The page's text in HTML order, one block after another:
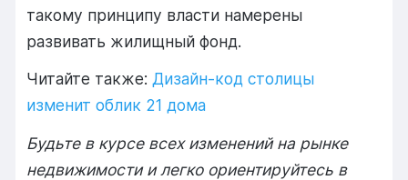
такому принципу власти намерены
развивать жилищный фонд.
Читайте также:Дизайн-код столицы
изменит облик 21 дома
Будьте в курсе всех изменений на рынке
недвижимости и легко ориентируйтесь в